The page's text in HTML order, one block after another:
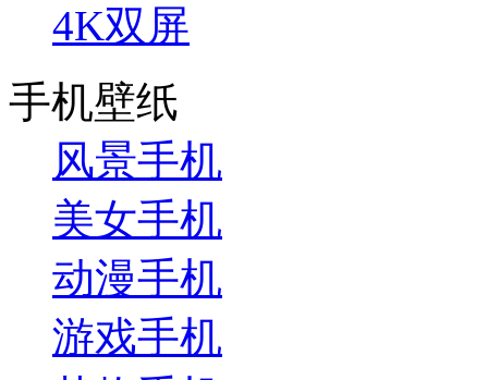
4K双屏
手机壁纸
风景手机
美女手机
动漫手机
游戏手机